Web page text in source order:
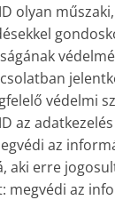
olyan
védelmi
az
az
aki erre
az